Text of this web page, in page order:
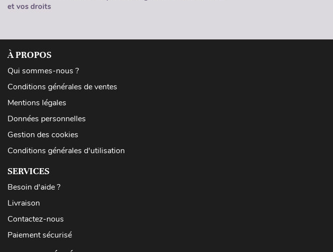
et vos droits
À PROPOS
Qui sommes-nous ?
Conditions générales de ventes
Mentions légales
Données personnelles
Gestion des cookies
Conditions générales d'utilisation
SERVICES
Besoin d'aide ?
Livraison
Contactez-nous
Paiement sécurisé